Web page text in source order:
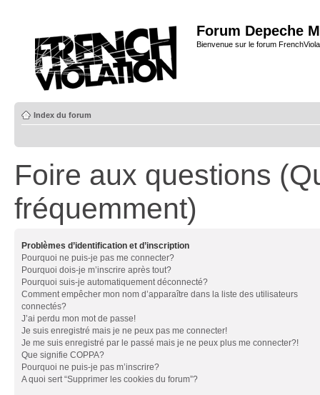
Forum Depeche
Bienvenue sur le forum
Index du forum
Foire aux questions
fréquemment)
Problèmes d’identification et d’inscription
Pourquoi ne puis-je pas me connecter?
Pourquoi dois-je m’inscrire après tout?
Pourquoi suis-je automatiquement déconnecté?
Comment empêcher mon nom d’apparaître dans la liste des utilisateurs
connectés?
J’ai perdu mon mot de passe!
Je suis enregistré mais je ne peux pas me connecter!
Je me suis enregistré par le passé mais je ne peux plus me connecter?!
Que signifie COPPA?
Pourquoi ne puis-je pas m’inscrire?
A quoi sert “Supprimer les cookies du forum”?